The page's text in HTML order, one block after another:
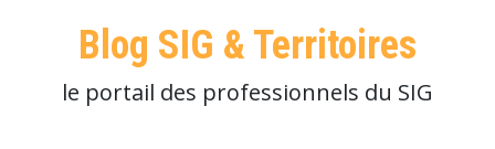
Blog SIG & Territoires
le portail des professionnels du SIG